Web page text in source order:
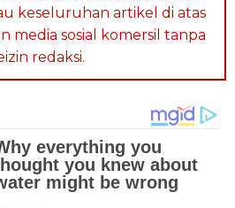
keseluruhan artikel di atas
sosial komersil tanpa
redaksi.